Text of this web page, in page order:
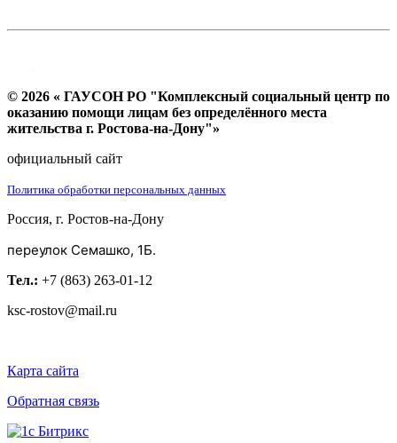
© 2026 « ГАУСОН РО "Комплексный социальный центр по
оказанию помощи лицам без определённого места
жительства г. Ростова-на-Дону"»
официальный сайт
Политика обработки персональных данных
Россия, г. Ростов-на-Дону
переулок Семашко, 1Б.
Тел.: +7 (863) 263-01-12
ksc-rostov@mail.ru
Карта сайта
Обратная связь